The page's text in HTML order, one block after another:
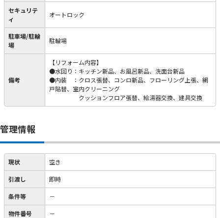
セキュリテ
ィ
オートロック
駐車場/駐輪
場
駐輪場
備考
【リフォーム内容】
●水回り：キッチン新品、お風呂新品、洗面台新品
●内装 ：クロス張替、コンロ新品、フローリング上張、網
戸貼替、室内クリーニング
クッションフロア張替、給湯器交換、建具交換
管理情報
現状 空き
引渡し 即時
条件等 －
物件番号 －